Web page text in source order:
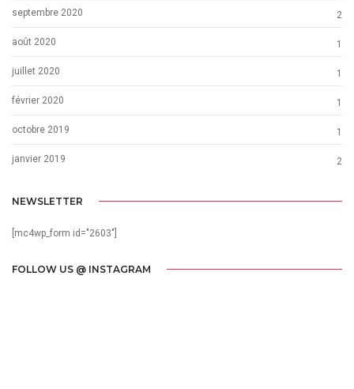
septembre 2020 2
août 2020 1
juillet 2020 1
février 2020 1
octobre 2019 1
janvier 2019 2
NEWSLETTER
[mc4wp_form id="2603"]
FOLLOW US @ INSTAGRAM